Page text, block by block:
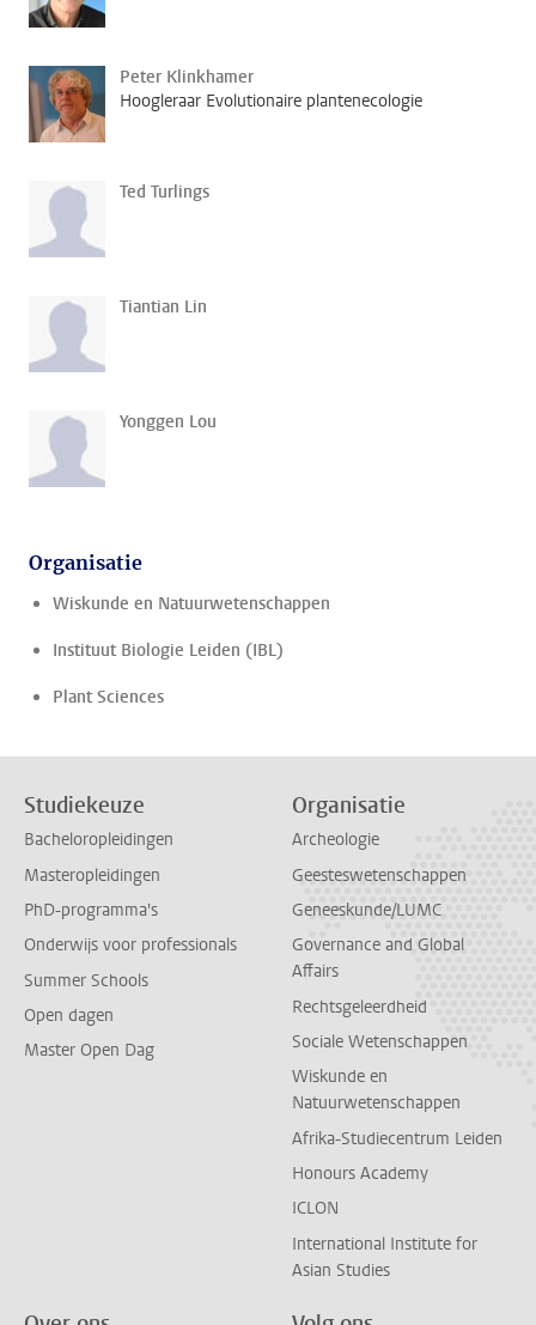
Peter Klinkhamer
Hoogleraar Evolutionaire plantenecologie
Ted Turlings
Tiantian Lin
Yonggen Lou
Organisatie
Wiskunde en Natuurwetenschappen
Instituut Biologie Leiden (IBL)
Plant Sciences
Studiekeuze
Bacheloropleidingen
Masteropleidingen
PhD-programma's
Onderwijs voor professionals
Summer Schools
Open dagen
Master Open Dag
Organisatie
Archeologie
Geesteswetenschappen
Geneeskunde/LUMC
Governance and Global
Affairs
Rechtsgeleerdheid
Sociale Wetenschappen
Wiskunde en
Natuurwetenschappen
Afrika-Studiecentrum Leiden
Honours Academy
ICLON
International Institute for
Asian Studies